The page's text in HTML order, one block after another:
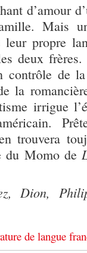
d’amour
Mais
leur propre
deux
contrôle de
la
irrigue
trouvera
du Momo de
Dion,
de langue